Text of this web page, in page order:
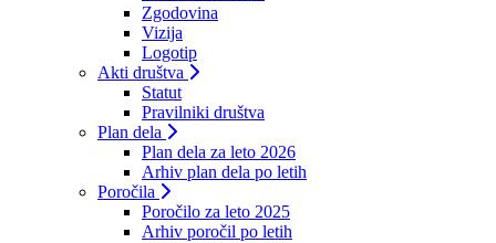
Zgodovina
Vizija
Logotip
Akti društva
Statut
Pravilniki društva
Plan dela
Plan dela za leto 2026
Arhiv plan dela po letih
Poročila
Poročilo za leto 2025
Arhiv poročil po letih